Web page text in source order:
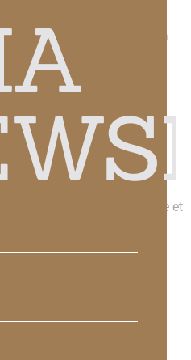
des mots, Caroline
années à lire et à
et une histoires.
pour la lecture avec ses
a découvert l’intense
mots noircir le papier, de se
ou une intrigue…
plein de douceur, de magie et